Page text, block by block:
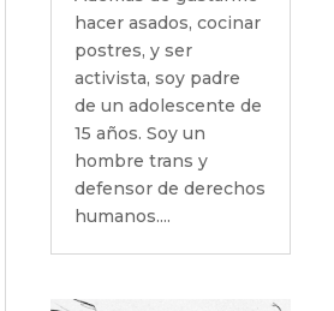
hacer asados, cocinar
postres, y ser
activista, soy padre
de un adolescente de
15 años. Soy un
hombre trans y
defensor de derechos
humanos....